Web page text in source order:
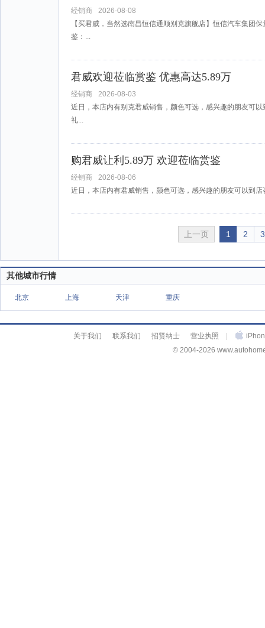
经销商
2026-08-08
【买君威，当然选南昌恒信通顺别克旗舰店】恒信汽车集团
鉴：...
君威欢迎莅临赏鉴 优惠高达5.89万
经销商
2026-08-03
近日，本店内有别克君威销售，颜色可选，感兴趣的朋友可
礼...
购君威让利5.89万 欢迎莅临赏鉴
经销商
2026-08-06
近日，本店内有君威销售，颜色可选，感兴趣的朋友可以到
上一页 1 2 3
其他城市行情
北京 上海 天津 重庆
关于我们 联系我们 招贤纳士 营业执照
© 2004-2026